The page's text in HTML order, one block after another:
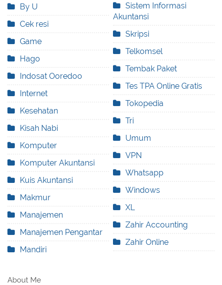
By U
Cek resi
Game
Hago
Indosat Ooredoo
Internet
Kesehatan
Kisah Nabi
Komputer
Komputer Akuntansi
Kuis Akuntansi
Makmur
Manajemen
Manajemen Pengantar
Mandiri
Sistem Informasi
Akuntansi
Skripsi
Telkomsel
Tembak Paket
Tes TPA Online Gratis
Tokopedia
Tri
Umum
VPN
Whatsapp
Windows
XL
Zahir Accounting
Zahir Online
About Me